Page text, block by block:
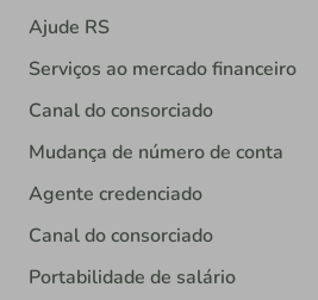
Ajude RS
Serviços ao mercado financeiro
Canal do consorciado
Mudança de número de conta
Agente credenciado
Canal do consorciado
Portabilidade de salário